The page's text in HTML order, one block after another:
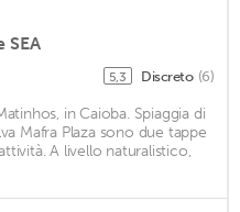
SEA
5,3 Discreto (6)
in Caioba. Spiaggia di
Mafra Plaza sono due tappe
A livello naturalistico,